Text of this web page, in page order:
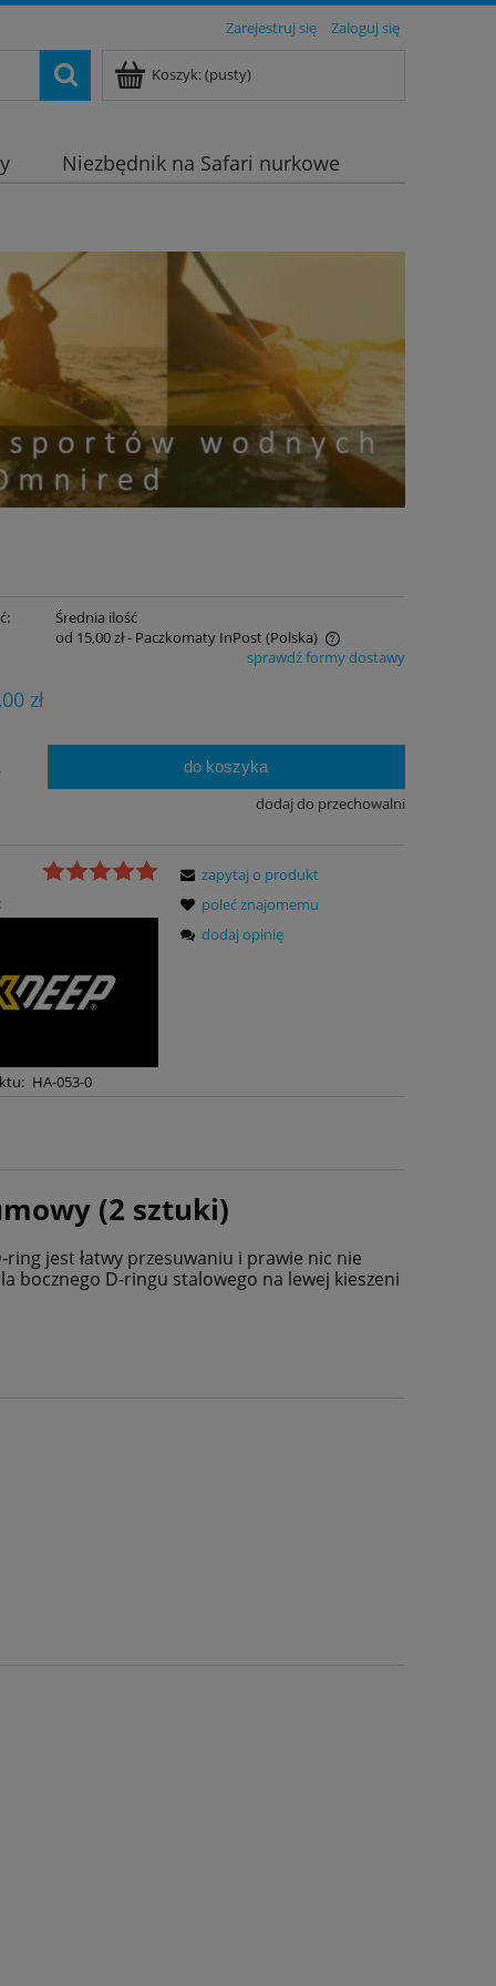
Zarejestruj się Zaloguj się
Koszyk:(pusty)
Niezbędnik na Safari nurkowe
Średnia ilość
od 15,00 zł- Paczkomaty InPost(Polska)
płatności
sprawdź formy dostawy
zł
do koszyka
dodaj do przechowalni
HA-053-0
zapytaj o produkt
poleć znajomemu
dodaj opinię
(2 sztuki)
jest łatwy przesuwaniu i prawie nic nie
bocznego D-ringu stalowego na lewej kieszeni